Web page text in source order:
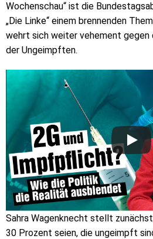
Wochenschau“ ist die
„Die Linke“ einem brennenden
wehrt sich weiter vehement gegen
der Ungeimpften.
Sahra Wagenknecht stellt
30 Prozent seien, die ungeimpft